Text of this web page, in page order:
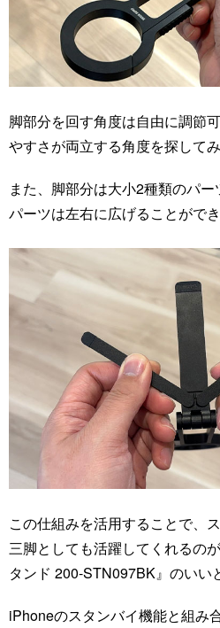
脚部分を回す角度は自由に調節
やすさが両立する角度を探してみ
また、脚部分は大小2種類のパ
パーツは左右に広げることができ
この仕組みを活用することで、
三脚としても活躍してくれるの
タンド 200-STN097BK』のいい
iPhoneのスタンバイ機能と組み